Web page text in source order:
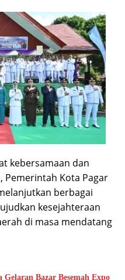
kebersamaan dan
Kota Pagar
berbagai
kesejahteraan
di masa mendatang
Bazar Besemah Expo